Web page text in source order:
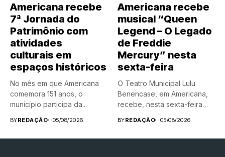
Americana recebe
7ª Jornada do
Patrimônio com
atividades
culturais em
espaços históricos
No mês em que Americana
comemora 151 anos, o
município participa da...
BYREDAÇÃO 05/08/2026
Americana recebe
musical “Queen
Legend – O Legado
de Freddie
Mercury” nesta
sexta-feira
O Teatro Municipal Lulu
Benencase, em Americana,
recebe, nesta sexta-feira
BYREDAÇÃO 05/08/2026